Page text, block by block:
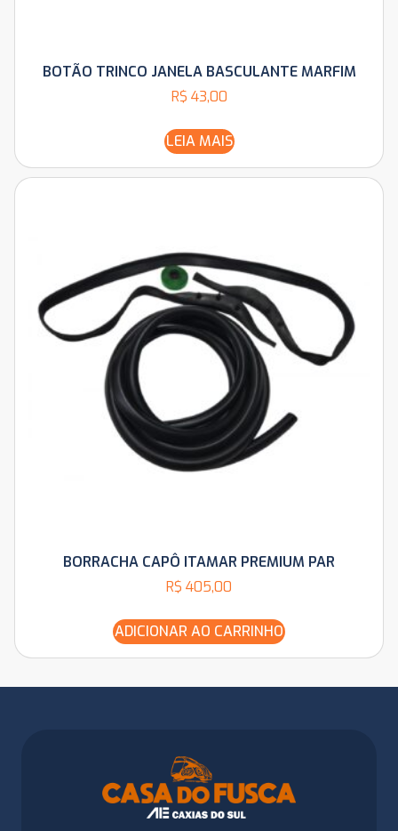
BOTÃO TRINCO JANELA BASCULANTE MARFIM
R$ 43,00
LEIA MAIS
BORRACHA CAPÔ ITAMAR PREMIUM PAR
R$ 405,00
ADICIONAR AO CARRINHO